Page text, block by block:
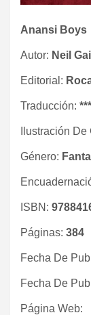
Anansi Boys
Autor: Neil
Editorial:
Traducción: ***
Ilustración
Género:
ISBN:
Páginas: 384
Fecha De
Fecha De
Página Web: